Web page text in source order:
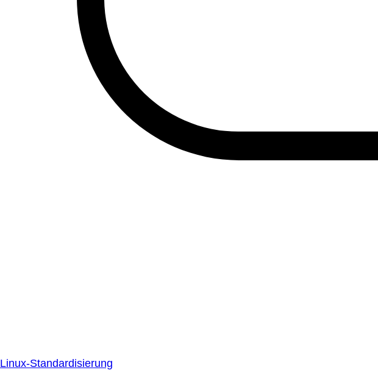
Linux-Standardisierung